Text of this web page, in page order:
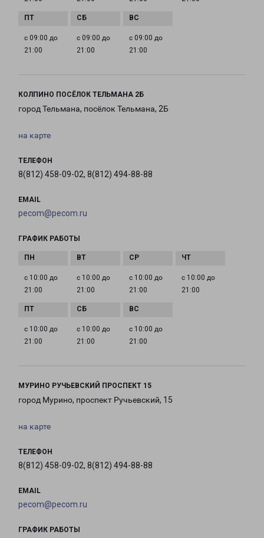
с 09:00 до
21:00
с 09:00 до
21:00
с 09:00 до
21:00
КОЛПИНО ПОСЁЛОК ТЕЛЬМАНА 2Б
город Тельмана, посёлок Тельмана, 2Б
на карте
ТЕЛЕФОН
8(812) 458-09-02, 8(812) 494-88-88
EMAIL
pecom@pecom.ru
ГРАФИК РАБОТЫ
с 10:00 до
21:00
с 10:00 до
21:00
с 10:00 до
21:00
с 10:00 до
21:00
с 10:00 до
21:00
с 10:00 до
21:00
с 10:00 до
21:00
МУРИНО РУЧЬЕВСКИЙ ПРОСПЕКТ 15
город Мурино, проспект Ручьевский, 15
на карте
ТЕЛЕФОН
8(812) 458-09-02, 8(812) 494-88-88
EMAIL
pecom@pecom.ru
ГРАФИК РАБОТЫ